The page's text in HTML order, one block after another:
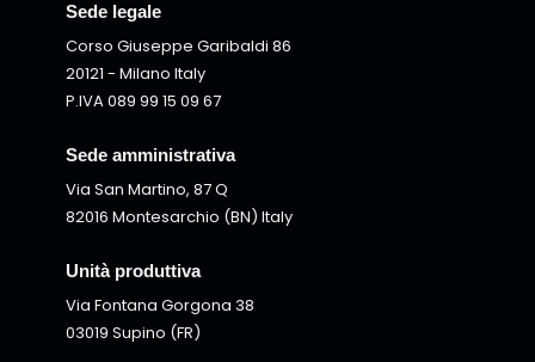
Sede legale
Corso Giuseppe Garibaldi 86
20121 - Milano Italy
P.IVA 089 99 15 09 67
Sede amministrativa
Via San Martino, 87 Q
82016 Montesarchio (BN) Italy
Unità produttiva
Via Fontana Gorgona 38
03019 Supino (FR)